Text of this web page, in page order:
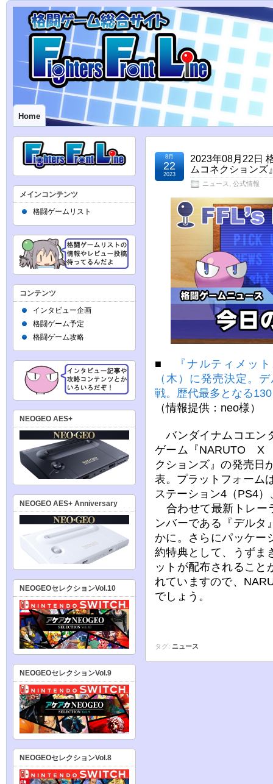
Home
2023年08月22日
ムコネクションズ
ニュース 公式情報
8月
22
2023
■
『ナルティメッ
（木）に発売決定。
戦。歴代最多となる
（情報提供：neo様）
バンダイナムコエン
ゲーム『NARUTO X
クションズ』の発売日
表。プラットフォーム
ステーション4（PS4
合わせて最新トレー
ンバーである『デルタ
かに。さらにパッケー
約特典として、うずま
ットが配布されること
れていますので、
でしょう。
タグ: ニュース
メインコンテンツ
格闘ゲームリスト
コンテンツ
インタビュー企画
格闘ゲーム予定
格闘ゲーム攻略
NEOGEO AES+
NEOGEO AES+ Anniversary
NEOGEOセレクションVol.10
NEOGEOセレクションVol.9
NEOGEOセレクションVol.8